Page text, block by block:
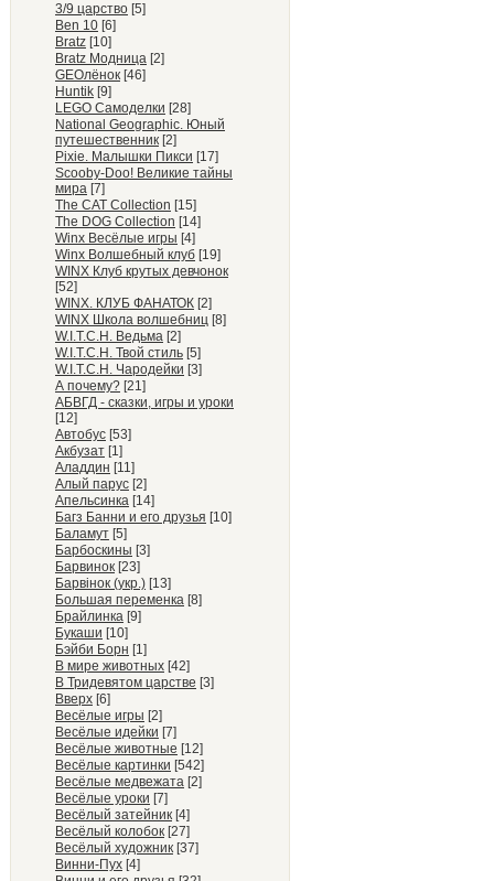
3/9 царство [5]
Ben 10 [6]
Bratz [10]
Bratz Модница [2]
GEOлёнок [46]
Huntik [9]
LEGO Самоделки [28]
National Geographic. Юный
путешественник [2]
Pixie. Малышки Пикси [17]
Scooby-Doo! Великие тайны
мира [7]
The CAT Collection [15]
The DOG Collection [14]
Winx Весёлые игры [4]
Winx Волшебный клуб [19]
WINX Клуб крутых девчонок
[52]
WINX. КЛУБ ФАНАТОК [2]
WINX Школа волшебниц [8]
W.I.T.C.H. Ведьма [2]
W.I.T.C.H. Твой стиль [5]
W.I.T.C.H. Чародейки [3]
А почему? [21]
АБВГД - сказки, игры и уроки
[12]
Автобус [53]
Акбузат [1]
Аладдин [11]
Алый парус [2]
Апельсинка [14]
Багз Банни и его друзья [10]
Баламут [5]
Барбоскины [3]
Барвинок [23]
Барвiнок (укр.) [13]
Большая переменка [8]
Брайлинка [9]
Букаши [10]
Бэйби Борн [1]
В мире животных [42]
В Тридевятом царстве [3]
Вверх [6]
Весёлые игры [2]
Весёлые идейки [7]
Весёлые животные [12]
Весёлые картинки [542]
Весёлые медвежата [2]
Весёлые уроки [7]
Весёлый затейник [4]
Весёлый колобок [27]
Весёлый художник [37]
Винни-Пух [4]